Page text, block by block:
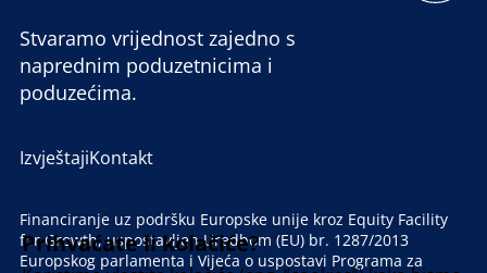
IzvještajiKontakt
Stvaramo vrijednost zajedno s
naprednim poduzetnicima i
poduzećima.
Financiranje uz podršku Europske unije kroz Equity Facility
for Growth, uspostavljen Uredbom (EU) br. 1287/2013
Europskog parlamenta i Vijeća o uspostavi Programa za
Prihvaćate li kolačiće?